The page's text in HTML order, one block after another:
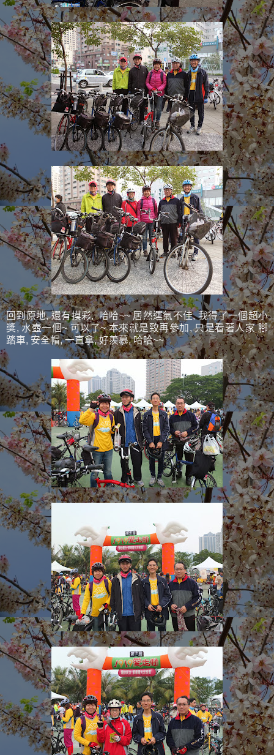
回到原地, 還有摸彩, 哈哈~~ 居然運氣不佳, 我得了一個超小
獎, 水壺一個~ 可以了~ 本來就是致再參加, 只是看著人家 腳
踏車, 安全帽, 一直拿, 好羨慕, 哈哈~~